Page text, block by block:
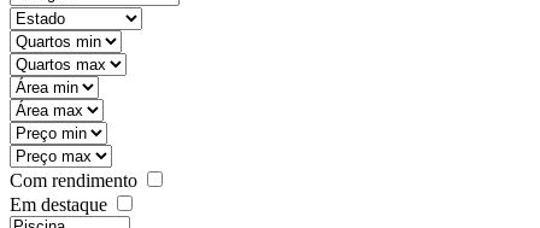
state
mintypo
maxtypo
minarea
maxarea
minprice
maxprice
Com rendimento
Em destaque